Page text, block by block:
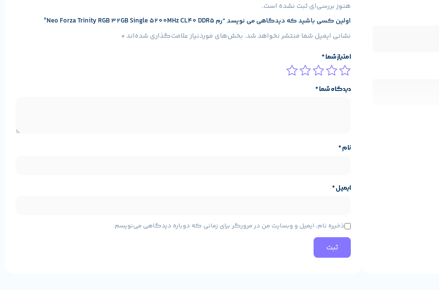
هنوز بررسی‌ای ثبت نشده است.
اولین کسی باشید که دیدگاهی می نویسد “رم Neo Forza Trinity RGB 32GB Single 5200MHz CL40 DDR5”
نشانی ایمیل شما منتشر نخواهد شد. بخش‌های موردنیاز علامت‌گذاری شده‌اند*
امتیاز شما*
دیدگاه شما*
نام*
ایمیل*
ذخیره نام، ایمیل و وبسایت من در مرورگر برای زمانی که دوباره دیدگاهی می‌نویسم.